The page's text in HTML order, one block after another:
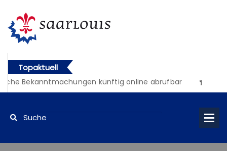
Topaktuell
Bekanntmachungen künftig online abrufbar